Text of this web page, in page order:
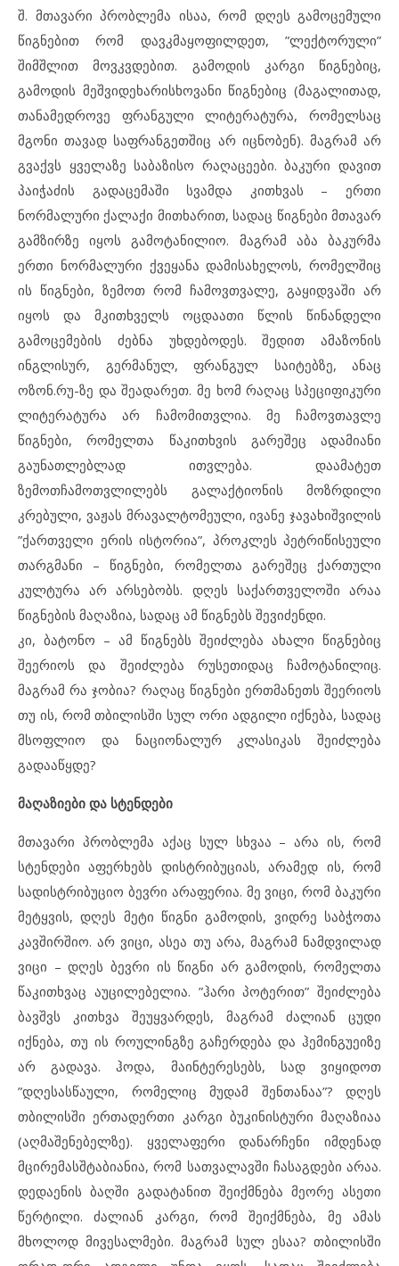
შ. მთავარი პრობლემა ისაა, რომ დღეს გამოცემული
წიგნებით რომ დავკმაყოფილდეთ, ”ლექტორული”
შიმშლით მოვკვდებით. გამოდის კარგი წიგნებიც,
გამოდის მეშვიდეხარისხოვანი წიგნებიც (მაგალითად,
თანამედროვე ფრანგული ლიტერატურა, რომელსაც
მგონი თავად საფრანგეთშიც არ იცნობენ). მაგრამ არ
გვაქვს ყველაზე საბაზისო რაღაცეები. ბაკური დავით
პაიჭაძის გადაცემაში სვამდა კითხვას – ერთი
ნორმალური ქალაქი მითხარით, სადაც წიგნები მთავარ
გამზირზე იყოს გამოტანილიო. მაგრამ აბა ბაკურმა
ერთი ნორმალური ქვეყანა დამისახელოს, რომელშიც
ის წიგნები, ზემოთ რომ ჩამოვთვალე, გაყიდვაში არ
იყოს და მკითხველს ოცდაათი წლის წინანდელი
გამოცემების ძებნა უხდებოდეს. შედით ამაზონის
ინგლისურ, გერმანულ, ფრანგულ საიტებზე, ანაც
ოზონ.რუ-ზე და შეადარეთ. მე ხომ რაღაც სპეციფიკური
ლიტერატურა არ ჩამომითვლია. მე ჩამოვთავლე
წიგნები, რომელთა წაკითხვის გარეშეც ადამიანი
გაუნათლებლად ითვლება. დაამატეთ
ზემოთჩამოთვლილებს გალაქტიონის მოზრდილი
კრებული, ვაჟას მრავალტომეული, ივანე ჯავახიშვილის
”ქართველი ერის ისტორია”, პროკლეს პეტრიწისეული
თარგმანი – წიგნები, რომელთა გარეშეც ქართული
კულტურა არ არსებობს. დღეს საქართველოში არაა
წიგნების მაღაზია, სადაც ამ წიგნებს შევიძენდი.
კი, ბატონო – ამ წიგნებს შეიძლება ახალი წიგნებიც
შეერიოს და შეიძლება რუსეთიდაც ჩამოტანილიც.
მაგრამ რა ჯობია? რაღაც წიგნები ერთმანეთს შეერიოს
თუ ის, რომ თბილისში სულ ორი ადგილი იქნება, სადაც
მსოფლიო და ნაციონალურ კლასიკას შეიძლება
გადააწყდე?
მაღაზიები და სტენდები
მთავარი პრობლემა აქაც სულ სხვაა – არა ის, რომ
სტენდები აფერხებს დისტრიბუციას, არამედ ის, რომ
სადისტრიბუციო ბევრი არაფერია. მე ვიცი, რომ ბაკური
მეტყვის, დღეს მეტი წიგნი გამოდის, ვიდრე საბჭოთა
კავშირშიო. არ ვიცი, ასეა თუ არა, მაგრამ ნამდვილად
ვიცი – დღეს ბევრი ის წიგნი არ გამოდის, რომელთა
წაკითხვაც აუცილებელია. ”ჰარი პოტერით” შეიძლება
ბავშვს კითხვა შეუყვარდეს, მაგრამ ძალიან ცუდი
იქნება, თუ ის როულინგზე გაჩერდება და ჰემინგუეიზე
არ გადავა. ჰოდა, მაინტერესებს, სად ვიყიდოთ
”დღესასწაული, რომელიც მუდამ შენთანაა”? დღეს
თბილისში ერთადერთი კარგი ბუკინისტური მაღაზიაა
(აღმაშენებელზე). ყველაფერი დანარჩენი იმდენად
მცირემასშტაბიანია, რომ სათვალავში ჩასაგდები არაა.
დედაენის ბაღში გადატანით შეიქმნება მეორე ასეთი
წერტილი. ძალიან კარგი, რომ შეიქმნება, მე ამას
მხოლოდ მივესალმები. მაგრამ სულ ესაა? თბილისში